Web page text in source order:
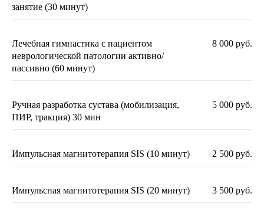
занятие (30 минут)
Лечебная гимнастика с пациентом
неврологической патологии активно/
пассивно (60 минут)
8 000 руб.
Ручная разработка сустава (мобилизация,
ПИР, тракция) 30 мин
5 000 руб.
Импульсная магнитотерапия SIS (10 минут) 2 500 руб.
Импульсная магнитотерапия SIS (20 минут) 3 500 руб.
СПЕЦИАЛИСТЫ
КЛИНИКИ
100% гарантия результата
Повышенная квалификация